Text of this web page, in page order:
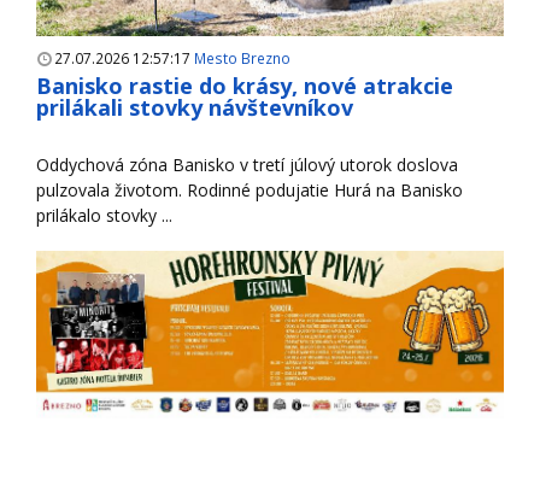
27.07.2026 12:57:17 Mesto Brezno
Banisko rastie do krásy, nové atrakcie
prilákali stovky návštevníkov
Oddychová zóna Banisko v tretí júlový utorok doslova
pulzovala životom. Rodinné podujatie Hurá na Banisko
prilákalo stovky ...